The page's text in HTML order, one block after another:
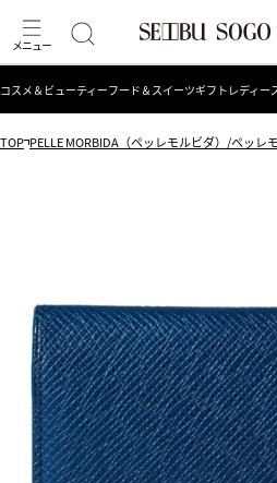
コスメ＆ビューティーフード＆スイーツギフト レディー
TOP PELLE MORBIDA（ペッレモルビダ）/ペッレ